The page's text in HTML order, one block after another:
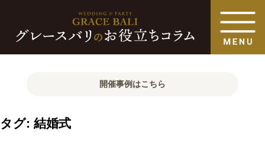
開催事例はこちら
タグ: 結婚式